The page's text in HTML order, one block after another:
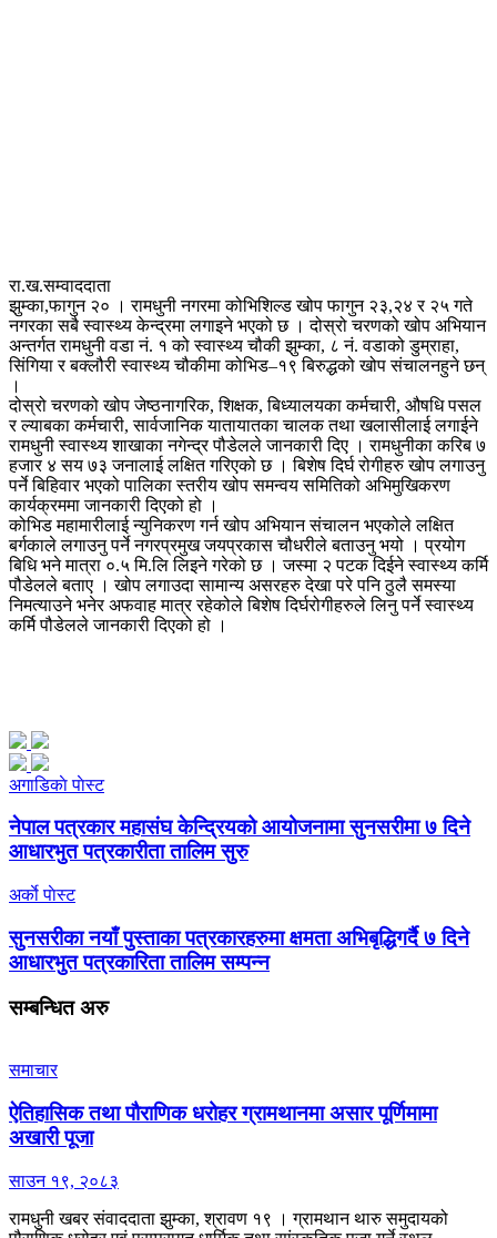
रा.ख.सम्वाददाता
झुम्का,फागुन २० । रामधुनी नगरमा कोभिशिल्ड खोप फागुन २३,२४ र २५ गते
नगरका सबै स्वास्थ्य केन्द्रमा लगाइने भएको छ । दोस्रो चरणको खोप अभियान
अन्तर्गत रामधुनी वडा नं. १ को स्वास्थ्य चौकी झुम्का, ८ नं. वडाको डुम्राहा,
सिंगिया र बक्लौरी स्वास्थ्य चौकीमा कोभिड–१९ बिरुद्धको खोप संचालनहुने छन्
।
दोस्रो चरणको खोप जेष्ठनागरिक, शिक्षक, बिध्यालयका कर्मचारी, औषधि पसल
र ल्याबका कर्मचारी, सार्वजानिक यातायातका चालक तथा खलासीलाई लगाईने
रामधुनी स्वास्थ्य शाखाका नगेन्द्र पौडेलले जानकारी दिए । रामधुनीका करिब ७
हजार ४ सय ७३ जनालाई लक्षित गरिएको छ । बिशेष दिर्घ रोगीहरु खोप लगाउनु
पर्ने बिहिवार भएको पालिका स्तरीय खोप समन्वय समितिको अभिमुखिकरण
कार्यक्रममा जानकारी दिएको हो ।
कोभिड महामारीलाई न्युनिकरण गर्न खोप अभियान संचालन भएकोले लक्षित
बर्गकाले लगाउनु पर्ने नगरप्रमुख जयप्रकास चौधरीले बताउनु भयो । प्रयोग
बिधि भने मात्रा ०.५ मि.लि लिइने गरेको छ । जस्मा २ पटक दिईने स्वास्थ्य कर्मि
पौडेलले बताए । खोप लगाउदा सामान्य असरहरु देखा परे पनि ठुलै समस्या
निमत्याउने भनेर अफवाह मात्र रहेकोले बिशेष दिर्घरोगीहरुले लिनु पर्ने स्वास्थ्य
कर्मि पौडेलले जानकारी दिएको हो ।
अगाडिकाे पाेस्ट
नेपाल पत्रकार महासंघ केन्द्रियको आयोजनामा सुनसरीमा ७ दिने
आधारभुत पत्रकारीता तालिम सुरु
अर्काे पाेस्ट
सुनसरीका नयाँ पुस्ताका पत्रकारहरुमा क्षमता अभिबृद्धिगर्दै ७ दिने
आधारभुत पत्रकारिता तालिम सम्पन्न
सम्बन्धितअरु
समाचार
ऐतिहासिक तथा पौराणिक धरोहर ग्रामथानमा असार पूर्णिमामा
अखारी पूजा
साउन १९, २०८३
रामधुनी खबर संवाददाता झुम्का, श्रावण १९ । ग्रामथान थारु समुदायको